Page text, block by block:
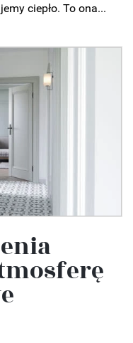
ciepło. To ona...